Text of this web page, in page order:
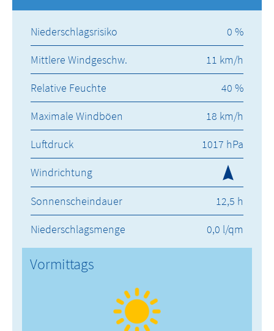
Niederschlagsrisiko
0 %
Mittlere Windgeschw.
11 km/h
Relative Feuchte
40 %
Maximale Windböen
18 km/h
Luftdruck
1017 hPa
Windrichtung
Sonnenscheindauer
12,5 h
Niederschlagsmenge
0,0 l/qm
Vormittags